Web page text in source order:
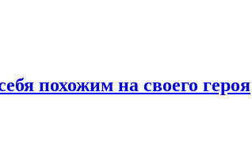
похожим на своего героя